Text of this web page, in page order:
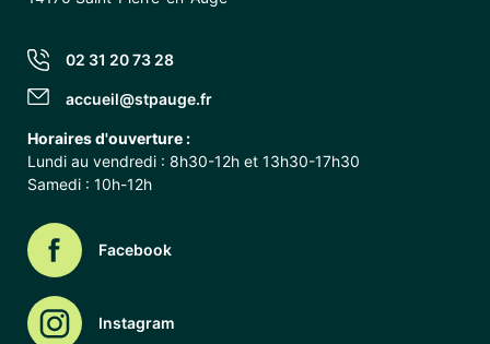
02 31 20 73 28
accueil@stpauge.fr
Horaires d'ouverture :
Lundi au vendredi : 8h30-12h et 13h30-17h30
Samedi : 10h-12h
Facebook
Instagram